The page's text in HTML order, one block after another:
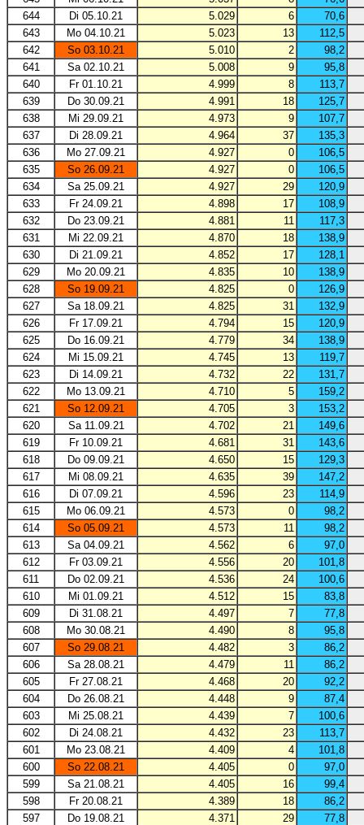
644
Di 05.10.21 5.029 6
70,6
643
Mo 04.10.21 5.023 13
112,5
642
So 03.10.21 5.010 2
98,2
641
Sa 02.10.21 5.008 9
95,8
640
Fr 01.10.21 4.999 8
113,7
639
Do 30.09.21 4.991 18
125,7
638
Mi 29.09.21 4.973 9
107,7
637
Di 28.09.21 4.964 37
135,3
636
Mo 27.09.21 4.927 0
106,5
635
So 26.09.21 4.927 0
106,5
634
Sa 25.09.21 4.927 29
120,9
633
Fr 24.09.21 4.898 17
108,9
632
Do 23.09.21 4.881 11
117,3
631
Mi 22.09.21 4.870 18
138,9
630
Di 21.09.21 4.852 17
128,1
629
Mo 20.09.21 4.835 10
138,9
628
So 19.09.21 4.825 0
126,9
627
Sa 18.09.21 4.825 31
132,9
626
Fr 17.09.21 4.794 15
120,9
625
Do 16.09.21 4.779 34
138,9
624
Mi 15.09.21 4.745 13
119,7
623
Di 14.09.21 4.732 22
131,7
622
Mo 13.09.21 4.710 5
159,2
621
So 12.09.21 4.705 3
153,2
620
Sa 11.09.21 4.702 21
149,6
619
Fr 10.09.21 4.681 31
143,6
618
Do 09.09.21 4.650 15
129,3
617
Mi 08.09.21 4.635 39
147,2
616
Di 07.09.21 4.596 23
114,9
615
Mo 06.09.21 4.573 0
98,2
614
So 05.09.21 4.573 11
98,2
613
Sa 04.09.21 4.562 6
97,0
612
Fr 03.09.21 4.556 20
101,8
611
Do 02.09.21 4.536 24
100,6
610
Mi 01.09.21 4.512 15
83,8
609
Di 31.08.21 4.497 7
77,8
608
Mo 30.08.21 4.490 8
95,8
607
So 29.08.21 4.482 3
86,2
606
Sa 28.08.21 4.479 11
86,2
605
Fr 27.08.21 4.468 20
92,2
604
Do 26.08.21 4.448 9
87,4
603
Mi 25.08.21 4.439 7
100,6
602
Di 24.08.21 4.432 23
113,7
601
Mo 23.08.21 4.409 4
101,8
600
So 22.08.21 4.405 0
97,0
599
Sa 21.08.21 4.405 16
99,4
598
Fr 20.08.21 4.389 18
86,2
597
Do 19.08.21 4.371 29
77,8